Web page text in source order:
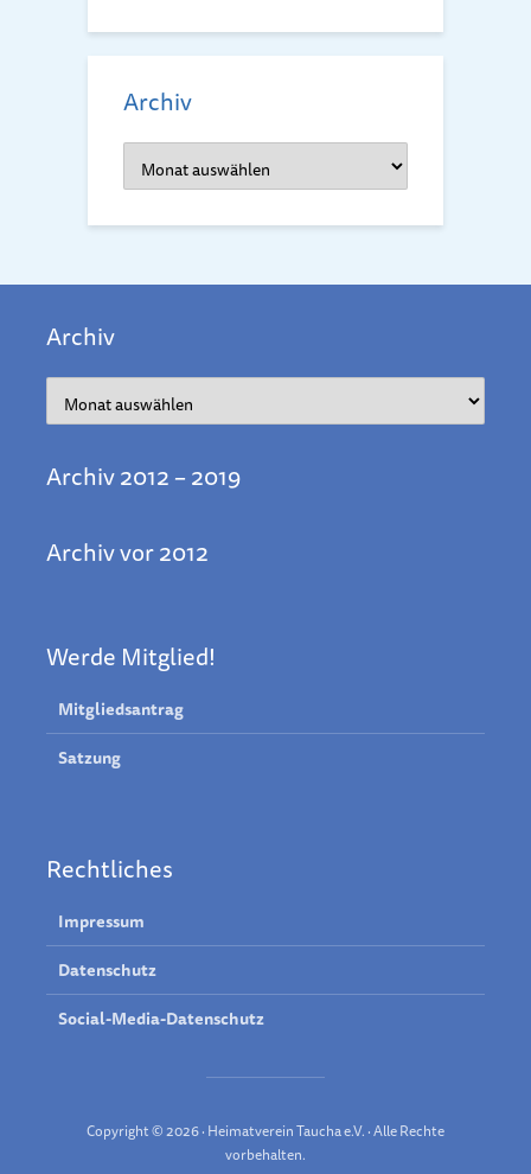
Archiv
Archiv
Archiv 2012 – 2019
Archiv vor 2012
Werde Mitglied!
Mitgliedsantrag
Satzung
Rechtliches
Impressum
Datenschutz
Social-Media-Datenschutz
Copyright © 2026 · Heimatverein Taucha e.V. · Alle Rechte
vorbehalten.